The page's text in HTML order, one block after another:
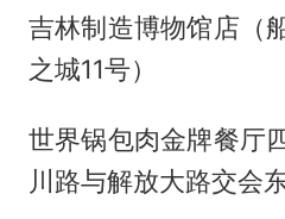
吉林制造博物馆店（
之城11号）
世界锅包肉金牌餐厅
川路与解放大路交会